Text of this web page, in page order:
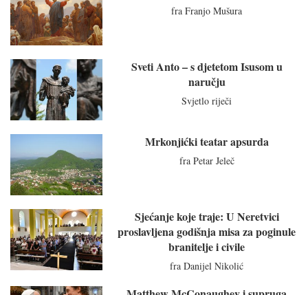
fra Franjo Mušura
Sveti Anto – s djetetom Isusom u
naručju
Svjetlo riječi
Mrkonjićki teatar apsurda
fra Petar Jeleč
Sjećanje koje traje: U Neretvici
proslavljena godišnja misa za poginule
branitelje i civile
fra Danijel Nikolić